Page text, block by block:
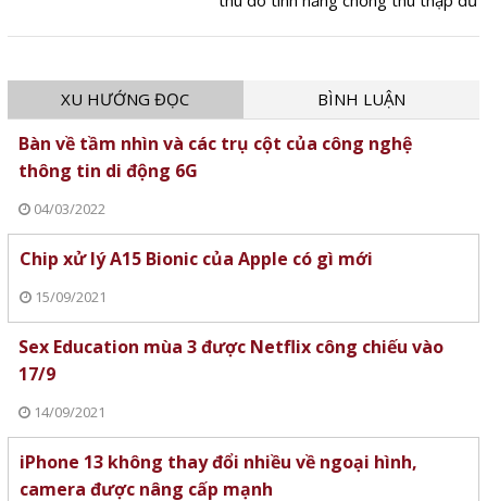
XU HƯỚNG ĐỌC BÌNH LUẬN
Bàn về tầm nhìn và các trụ cột của công nghệ
thông tin di động 6G
04/03/2022
Chip xử lý A15 Bionic của Apple có gì mới
15/09/2021
Sex Education mùa 3 được Netflix công chiếu vào
17/9
14/09/2021
iPhone 13 không thay đổi nhiều về ngoại hình,
camera được nâng cấp mạnh